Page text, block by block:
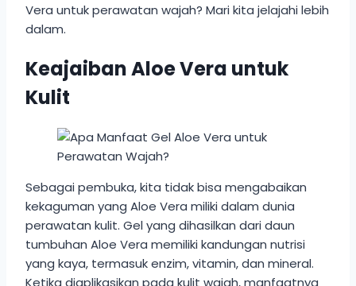
Vera untuk perawatan wajah? Mari kita jelajahi lebih
dalam.
Keajaiban Aloe Vera untuk
Kulit
Sebagai pembuka, kita tidak bisa mengabaikan
kekaguman yang Aloe Vera miliki dalam dunia
perawatan kulit. Gel yang dihasilkan dari daun
tumbuhan Aloe Vera memiliki kandungan nutrisi
yang kaya, termasuk enzim, vitamin, dan mineral.
Ketika diaplikasikan pada kulit wajah, manfaatnya